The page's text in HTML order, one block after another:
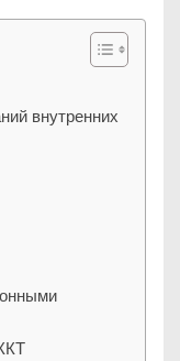
внутренних